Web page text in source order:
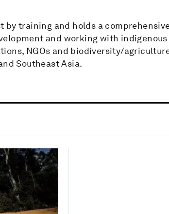
by training and holds a
and working with
NGOs and biodiversity/
Southeast Asia.